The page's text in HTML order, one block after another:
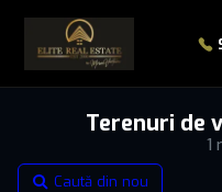
1
Terenuri de
Caută din nou